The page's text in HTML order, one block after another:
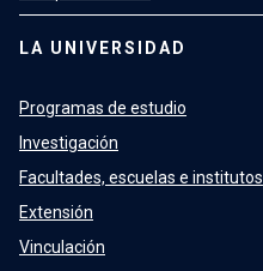
LA UNIVERSIDAD
Programas de estudio
Investigación
Facultades, escuelas e institutos
Extensión
Vinculación